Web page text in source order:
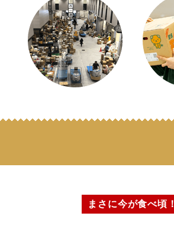
まさに今が食べ頃！